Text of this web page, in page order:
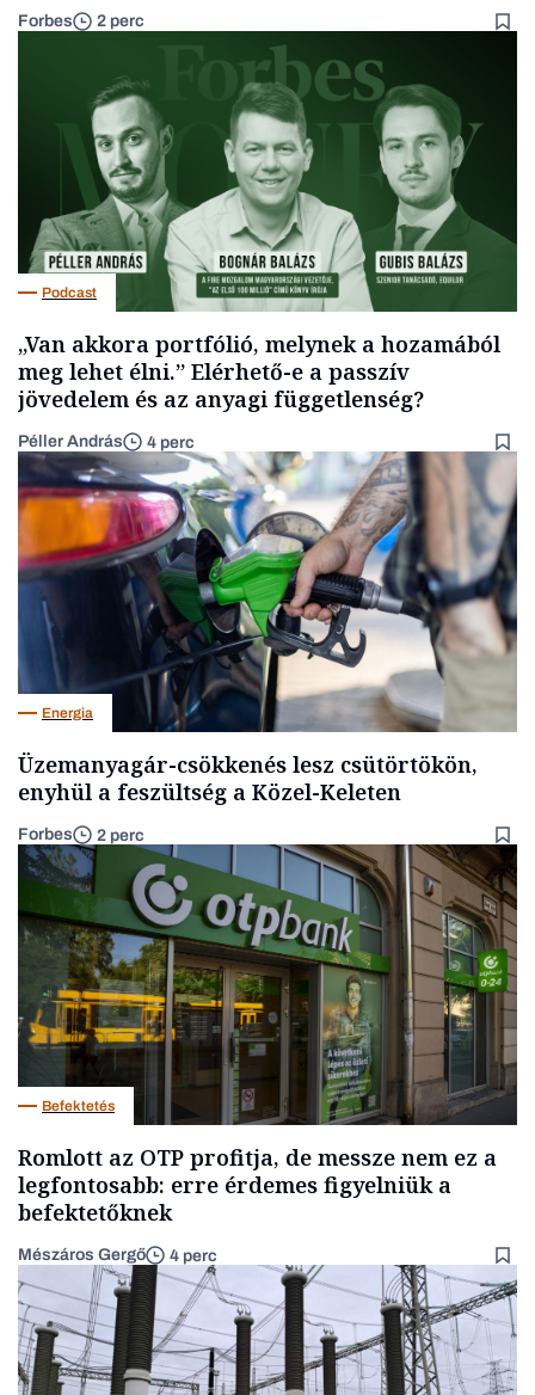
Forbes 2 perc
Podcast
„Van akkora portfólió, melynek a hozamából
meg lehet élni.” Elérhető-e a passzív
jövedelem és az anyagi függetlenség?
Péller András 4 perc
Energia
Üzemanyagár-csökkenés lesz csütörtökön,
enyhül a feszültség a Közel-Keleten
Forbes 2 perc
Befektetés
Romlott az OTP profitja, de messze nem ez a
legfontosabb: erre érdemes figyelniük a
befektetőknek
Mészáros Gergő 4 perc